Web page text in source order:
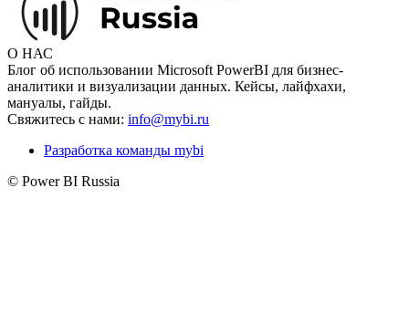
О НАС
Блог об использовании Microsoft PowerBI для бизнес-
аналитики и визуализации данных. Кейсы, лайфхахи,
мануалы, гайды.
Свяжитесь с нами: info@mybi.ru
Разработка команды mybi
© Power BI Russia